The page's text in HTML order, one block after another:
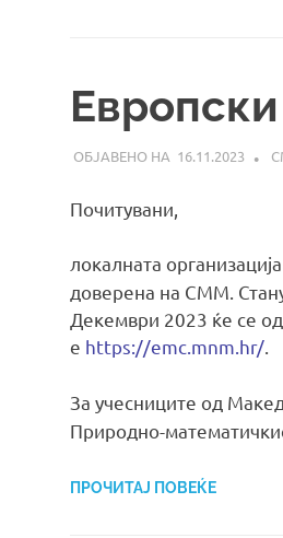
16.11.2023
Почитувани,
локалната
доверена на СММ.
Декември 2023 ќе се
е https://emc.mnm.hr/.
За учесниците од
Природно-
ПРОЧИТАЈ ПОВЕЌЕ